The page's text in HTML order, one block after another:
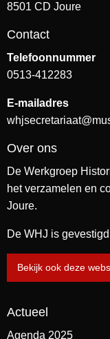
8501 CD Joure
Contact
Telefoonnummer
0513-412283
E-mailadres
Over ons
De Werkgroep
het verzamelen en
Joure.
De WHJ is
Bekijk ook deze
Actueel
Agenda 2025